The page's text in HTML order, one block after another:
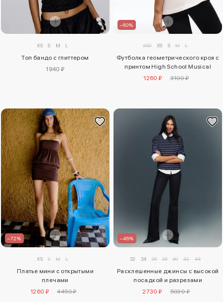
XS S M L
Топ бандо с глиттером
1940 ₽
–60%
XXS XS S M L
Футболка геометрического кроя с
принтом High School Musical
1260 ₽
3100 ₽
–72%
XS S M L
Платье мини с открытыми
плечами
1260 ₽
4450 ₽
–46%
32 34 36 38 40 42 44
Расклешенные джинсы с высокой
посадкой и разрезами
2730 ₽
5030 ₽